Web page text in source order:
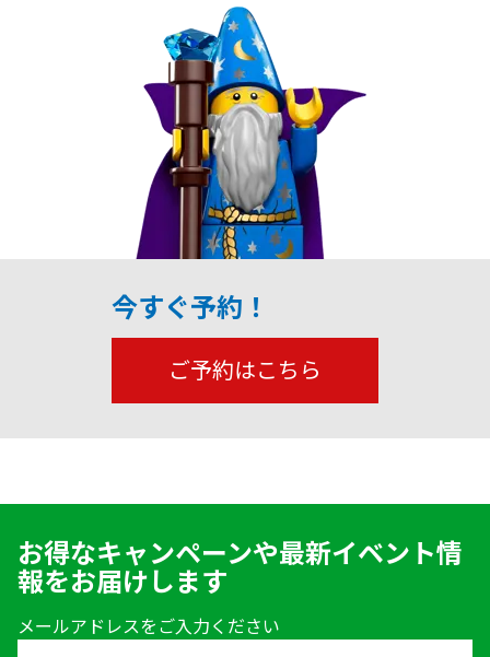
今すぐ予約！
ご予約はこちら
お得なキャンペーンや最新イベント情
報をお届けします
メールアドレスをご入力ください